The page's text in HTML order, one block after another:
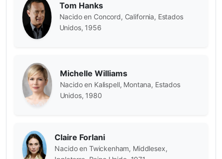
Tom Hanks
Nacido en Concord, California, Estados
Unidos, 1956
Michelle Williams
Nacido en Kalispell, Montana, Estados
Unidos, 1980
Claire Forlani
Nacido en Twickenham, Middlesex,